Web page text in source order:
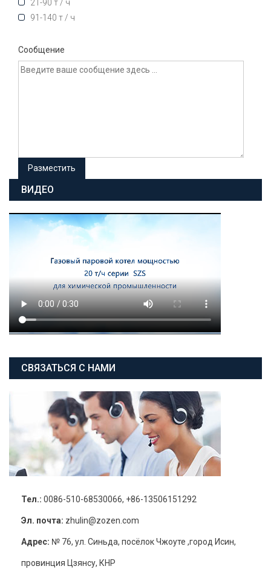
21-90 т / ч
91-140 т / ч
Сообщение
ВИДЕО
СВЯЗАТЬСЯ С НАМИ
Тел.: 0086-510-68530066, +86-13506151292
Эл. почта: zhulin@zozen.com
Адрес: № 76, ул. Синьда, посёлок Чжоуте ,город Исин,
провинция Цзянсу, КНР